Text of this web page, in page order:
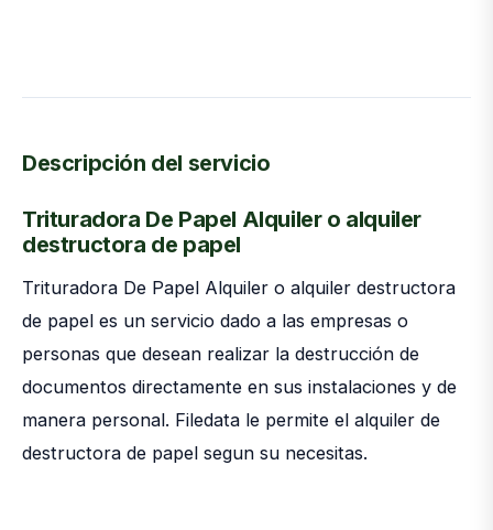
Descripción del servicio
Trituradora De Papel Alquiler o alquiler
destructora de papel
Trituradora De Papel Alquiler o alquiler destructora
de papel es un servicio dado a las empresas o
personas que desean realizar la destrucción de
documentos directamente en sus instalaciones y de
manera personal. Filedata le permite el alquiler de
destructora de papel segun su necesitas.